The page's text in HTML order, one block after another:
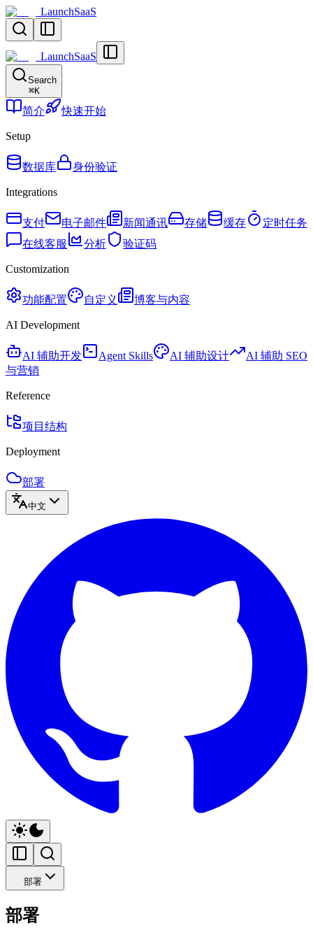
LaunchSaaS
LaunchSaaS
Search
⌘K
简介 快速开始
Setup
数据库 身份验证
Integrations
支付 电子邮件 新闻通讯 存储 缓存
定时任务
在线客服
分析 验证码
Customization
功能配置 自定义 博客与内容
AI Development
AI 辅助开发 Agent Skills AI 辅助设计
AI 辅助 SEO
与营销
Reference
项目结构
Deployment
部署
中文
部署
部署